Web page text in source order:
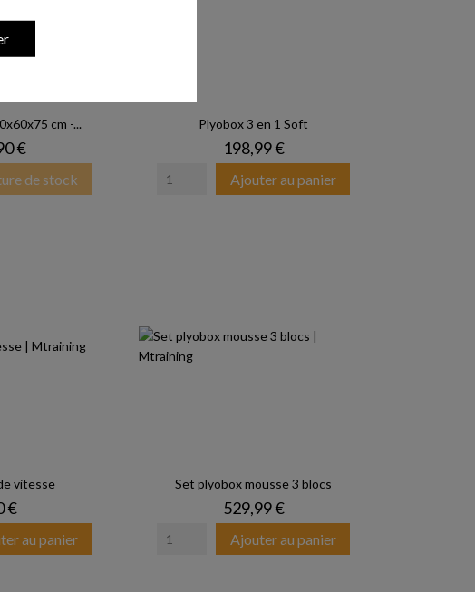
cm -...
€
de stock
Plyobox 3 en 1 Soft
Prix
198,99 €
Ajouter au panier
vitesse
€
au panier
Set plyobox mousse 3 blocs
Prix
529,99 €
Ajouter au panier